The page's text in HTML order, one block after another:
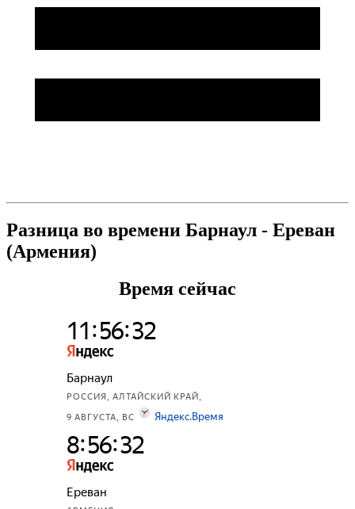
Разница во времени Барнаул - Ереван
(Армения)
Время сейчас